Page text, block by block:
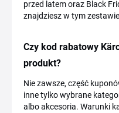
przed latem oraz Black
znajdziesz w tym
Czy kod rabatowy
produkt?
Nie zawsze, część
inne tylko wybrane
albo akcesoria. Warunki